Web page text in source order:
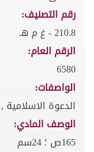
رقم التصنيف:
210.8 - غ م هـ
الرقم العام:
6580
الواصفات:
الدعوة الاسلامية ,
الوصف المادي:
165ص ؛ 24سم